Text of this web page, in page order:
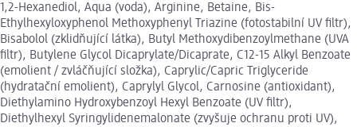
1,2-Hexanediol, Aqua (voda), Arginine, Betaine, Bis-
Ethylhexyloxyphenol Methoxyphenyl Triazine (fotostabilní UV filtr),
Bisabolol (zklidňující látka), Butyl Methoxydibenzoylmethane (UVA
filtr), Butylene Glycol Dicaprylate/Dicaprate, C12-15 Alkyl Benzoate
(emolient / zvláčňující složka), Caprylic/Capric Triglyceride
(hydratační emolient), Caprylyl Glycol, Carnosine (antioxidant),
Diethylamino Hydroxybenzoyl Hexyl Benzoate (UV filtr),
Diethylhexyl Syringylidenemalonate (zvyšuje ochranu proti UV),